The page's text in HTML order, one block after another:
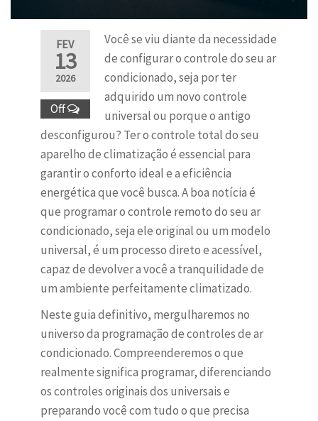
FEV
13
2026
Off
Você se viu diante da necessidade
de configurar o controle do seu ar
condicionado, seja por ter
adquirido um novo controle
universal ou porque o antigo
desconfigurou? Ter o controle total do seu
aparelho de climatização é essencial para
garantir o conforto ideal e a eficiência
energética que você busca. A boa notícia é
que programar o controle remoto do seu ar
condicionado, seja ele original ou um modelo
universal, é um processo direto e acessível,
capaz de devolver a você a tranquilidade de
um ambiente perfeitamente climatizado.
Neste guia definitivo, mergulharemos no
universo da programação de controles de ar
condicionado. Compreenderemos o que
realmente significa programar, diferenciando
os controles originais dos universais e
preparando você com tudo o que precisa